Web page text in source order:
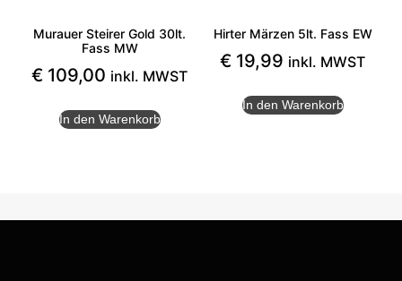
Murauer Steirer Gold 30lt.
Fass MW
€ 109,00 inkl. MWST
In den Warenkorb
Hirter Märzen 5lt. Fass EW
€ 19,99 inkl. MWST
In den Warenkorb